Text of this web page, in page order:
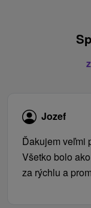
Jozef
Ďakujem veľmi
Všetko bolo
za rýchlu a